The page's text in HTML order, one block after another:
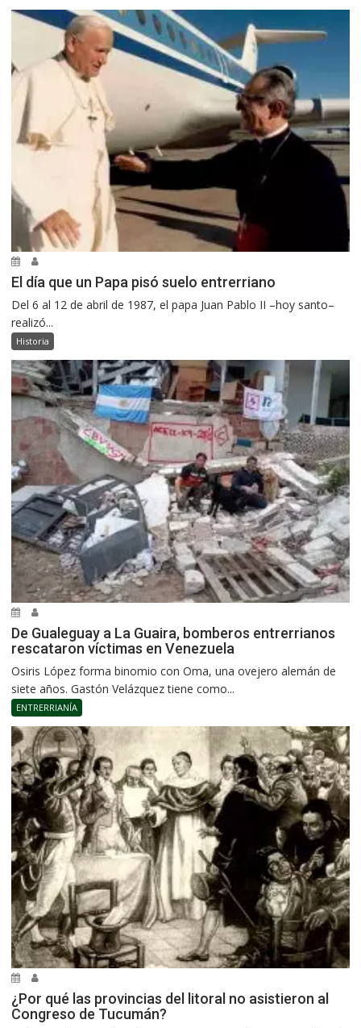
El día que un Papa pisó suelo entrerriano
Del 6 al 12 de abril de 1987, el papa Juan Pablo II –hoy santo–
realizó...
Historia
De Gualeguay a La Guaira, bomberos entrerrianos
rescataron víctimas en Venezuela
Osiris López forma binomio con Oma, una ovejero alemán de
siete años. Gastón Velázquez tiene como...
ENTRERRIANÍA
¿Por qué las provincias del litoral no asistieron al
Congreso de Tucumán?